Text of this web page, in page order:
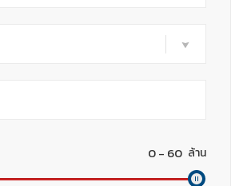
ล้าน